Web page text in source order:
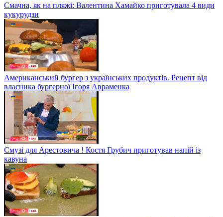
Смачна, як на пляжі: Валентина Хамайко приготувала 4 види
кукурудзи
Американський бургер з українських продуктів. Рецепт від
власника бургерної Ігоря Авраменка
Смузі для Арестовича ! Костя Грубич приготував напій із
кавуна